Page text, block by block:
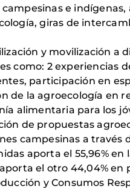
campesinas e
giras de
y movilización a
como: 2 experiencias
participación en
de la agroecología en
alimentaria para los
de propuestas
campesinas a través
aporta el 55,96%
el otro 44,04% en
y Consumos